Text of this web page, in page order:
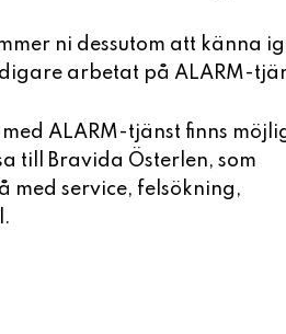
cookies för att ge dig en
Du samtycker till
på "Godkänn cookies". Du
cookies
ni dessutom att känna
arbetat på ALARM-
ALARM-tjänst finns
till Bravida Österlen, som
med service, felsökning,